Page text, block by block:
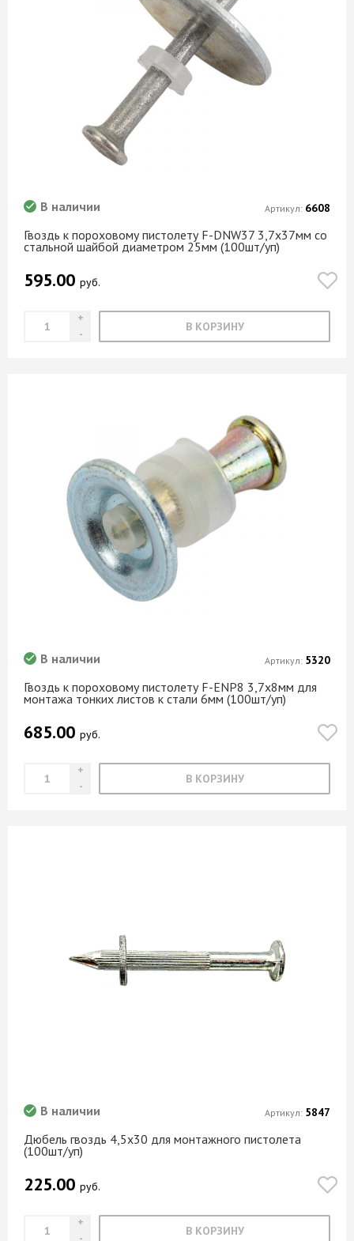
Гвоздь к пороховому пистолету F-DNW37 3,7х37мм со
стальной шайбой диаметром 25мм (100шт/уп)
В наличии
595.00 руб.
В КОРЗИНУ
Артикул: 6608
Гвоздь к пороховому пистолету F-ENP8 3,7х8мм для
монтажа тонких листов к стали 6мм (100шт/уп)
В наличии
685.00 руб.
В КОРЗИНУ
Артикул: 5320
Дюбель гвоздь 4,5х30 для монтажного пистолета
(100шт/уп)
В наличии
225.00 руб.
В КОРЗИНУ
Артикул: 5847